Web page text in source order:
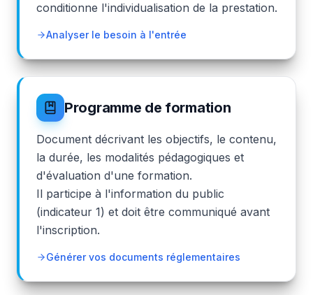
conditionne l'individualisation de la prestation.
Analyser le besoin à l'entrée
Programme de formation
Document décrivant les objectifs, le contenu,
la durée, les modalités pédagogiques et
d'évaluation d'une formation.
Il participe à l'information du public
(indicateur 1) et doit être communiqué avant
l'inscription.
Générer vos documents réglementaires